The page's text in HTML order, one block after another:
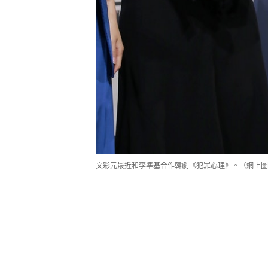
文彩元最近和李準基合作韓劇《犯罪心理》。（網上